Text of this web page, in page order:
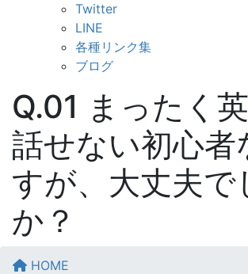
Twitter
LINE
各種リンク集
ブログ
Q.01 まったく
話せない初心者
すが、大丈夫で
か？
HOME